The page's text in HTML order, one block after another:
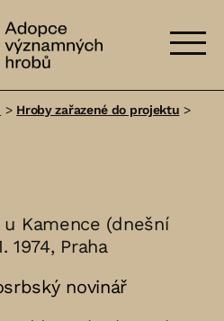
významných
> Hroby zařazené do projektu >
u Kamence (dnešní
1974, Praha
novinář